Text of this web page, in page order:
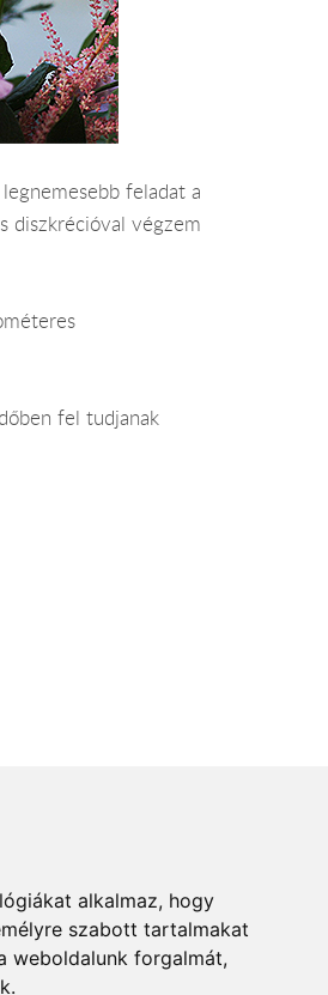
alkalmaz, hogy
szabott tartalmakat
weboldalunk forgalmát,
feladat a
diszkrécióval végzem
fel tudjanak